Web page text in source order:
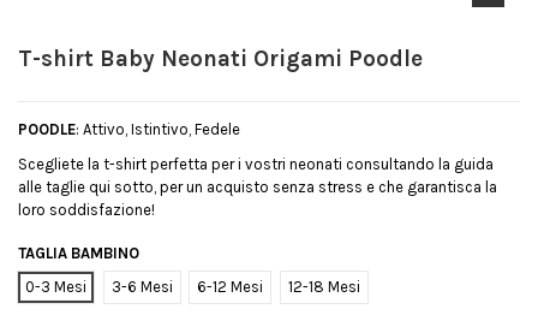
T-shirt Baby Neonati Origami Poodle
POODLE: Attivo, Istintivo, Fedele
Scegliete la t-shirt perfetta per i vostri neonati consultando la guida
alle taglie qui sotto, per un acquisto senza stress e che garantisca la
loro soddisfazione!
TAGLIA BAMBINO
0-3 Mesi
3-6 Mesi 6-12 Mesi 12-18 Mesi